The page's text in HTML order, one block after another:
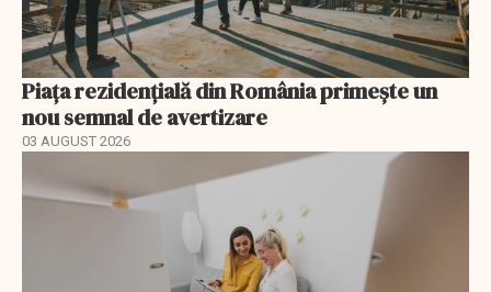
Piața rezidențială din România primește un
nou semnal de avertizare
03 AUGUST 2026